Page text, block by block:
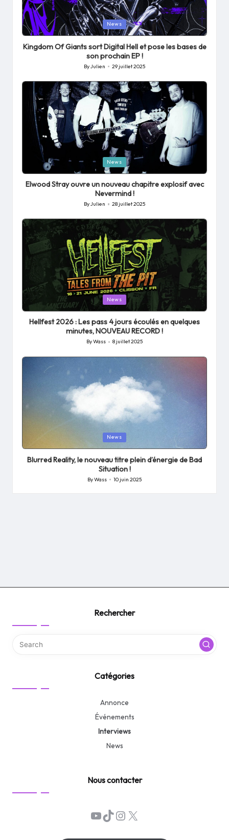
Posted
in
News
Kingdom Of Giants sort Digital Hell et pose les bases de
son prochain EP !
Posted
ByJulien 29 juillet 2025
Posted
in
News
Elwood Stray ouvre un nouveau chapitre explosif avec
Nevermind !
Posted
by
ByJulien 28 juillet 2025
Posted
in
News
Hellfest 2026 : Les pass 4 jours écoulés en quelques
minutes, NOUVEAU RECORD !
Posted
ByWass 8 juillet 2025
in
News
Blurred Reality, le nouveau titre plein d’énergie de Bad
Situation !
Posted
ByWass 10 juin 2025
Rechercher
Catégories
Annonce
Événements
Interviews
News
Nous contacter
YouTube
TikTok
Instagram
X